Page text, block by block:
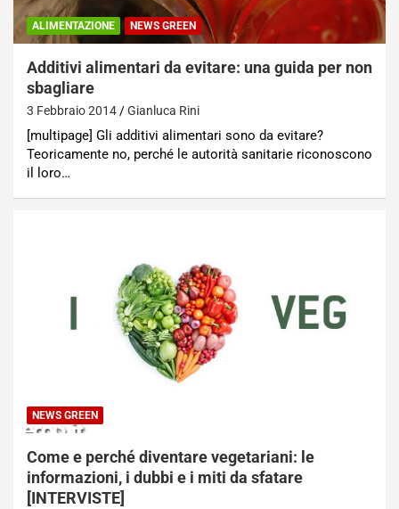
ALIMENTAZIONE NEWS GREEN
Additivi alimentari da evitare: una guida per non
sbagliare
3 Febbraio 2014 Gianluca Rini
[multipage] Gli additivi alimentari sono da evitare?
Teoricamente no, perché le autorità sanitarie riconoscono
il loro…
NEWS GREEN
Come e perché diventare vegetariani: le
informazioni, i dubbi e i miti da sfatare
[INTERVISTE]